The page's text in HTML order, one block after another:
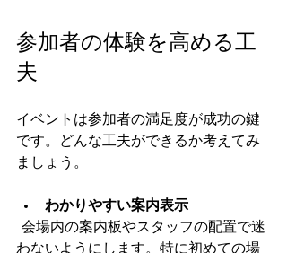
参加者の体験を高める工
夫
イベントは参加者の満足度が成功の鍵
です。どんな工夫ができるか考えてみ
ましょう。
わかりやすい案内表示
わないようにします。特に初めての場